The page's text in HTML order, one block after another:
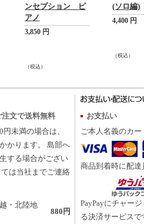
ンセプション ピ
アノ
3,850 円
（税込）
(ソロ編)
4,400 円
（税込）
文で送料無料
未満の場合は、
かります。 島部へ
する場合がござい
は当社までご連絡
・北陸地
880円
お支払い
ご本人名義のカ
商品到着時に配
PayPayにチャー
る決済サービスで